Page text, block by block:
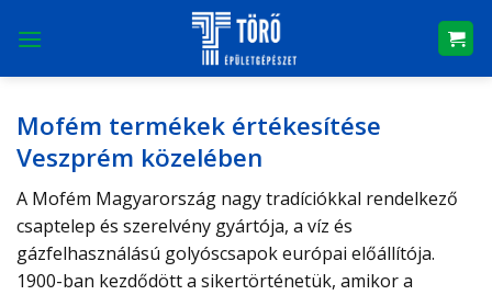
Mofém termékek értékesítése
Veszprém közelében
A Mofém Magyarország nagy tradíciókkal rendelkező
csaptelep és szerelvény gyártója, a víz és
gázfelhasználású golyóscsapok európai előállítója.
1900-ban kezdődött a sikertörténetük, amikor a